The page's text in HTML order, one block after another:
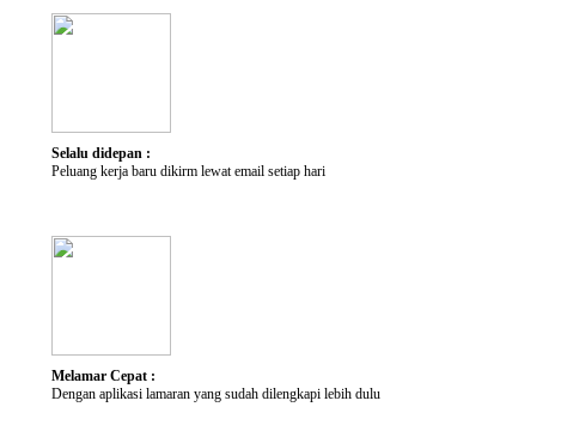
Keterampilan
Karir yang Diminati
Selalu didepan :
Peluang kerja baru dikirm lewat email setiap hari
Melamar Cepat :
Dengan aplikasi lamaran yang sudah dilengkapi lebih dulu